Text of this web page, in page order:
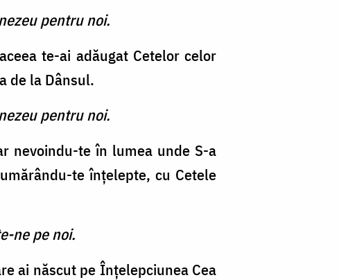
pentru noi.
te-ai adăugat Cetelor celor
de la Dânsul.
pentru noi.
nevoindu-te în lumea unde S-a
te înţelepte, cu Cetele
ne pe noi.
ai născut pe Înţelepciunea Cea